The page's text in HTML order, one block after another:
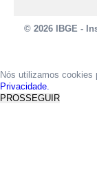
© 2026 IBGE -
Nós utilizamos cookies
Privacidade.
PROSSEGUIR